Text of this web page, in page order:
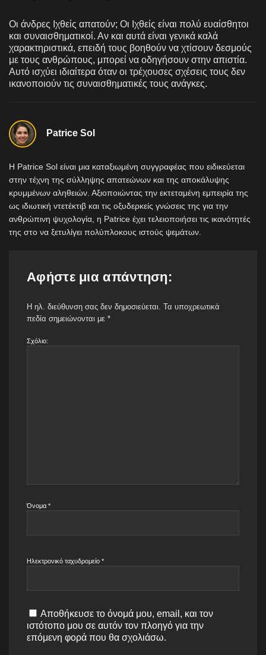
Οι άνδρες Ιχθείς απατούν; Οι Ιχθείς είναι πολύ ευαίσθητοι
και συναισθηματικοί. Αν και αυτά είναι γενικά καλά
χαρακτηριστικά, επειδή τους βοηθούν να χτίσουν δεσμούς
με τους ανθρώπους, μπορεί να οδηγήσουν στην απιστία.
Αυτό ισχύει ιδιαίτερα όταν οι τρέχουσες σχέσεις τους δεν
ικανοποιούν τις συναισθηματικές τους ανάγκες.
Patrice Sol
Η Patrice Sol είναι μια καταξιωμένη συγγραφέας που ειδικεύεται
στην τέχνη της σύλληψης απατεώνων και της αποκάλυψης
κρυμμένων αληθειών. Αξιοποιώντας την εκτεταμένη εμπειρία της
ως ιδιωτική ντετέκτιβ και τις οξυδερκείς γνώσεις της για την
ανθρώπινη ψυχολογία, η Patrice έχει τελειοποιήσει τις ικανότητές
της στο να ξετυλίγει πολύπλοκους ιστούς ψεμάτων.
Αφήστε μια απάντηση:
Η ηλ. διεύθυνση σας δεν δημοσιεύεται. Τα υποχρεωτικά
πεδία σημειώνονται με *
Σχόλιο:
Όνομα *
Ηλεκτρονικό ταχυδρομείο *
Αποθήκευσε το όνομά μου, email, και τον
ιστότοπο μου σε αυτόν τον πλοηγό για την
επόμενη φορά που θα σχολιάσω.